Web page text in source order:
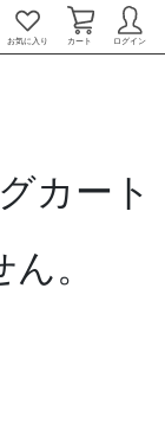
お気に入り カート ログイン
カート
。